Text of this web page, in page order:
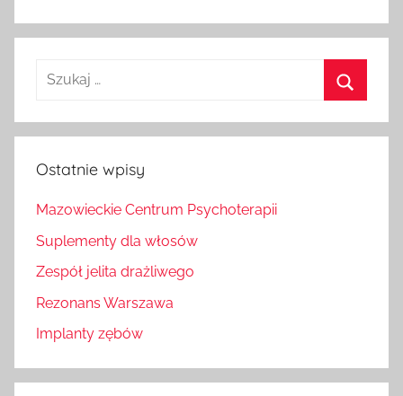
Szukaj
Ostatnie wpisy
Mazowieckie Centrum Psychoterapii
Suplementy dla włosów
Zespół jelita drażliwego
Rezonans Warszawa
Implanty zębów